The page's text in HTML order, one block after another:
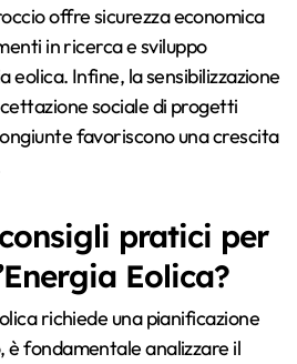
offre sicurezza economica
in ricerca e sviluppo
eolica. Infine, la sensibilizzazione
sociale di progetti
favoriscono una crescita
pratici per
Eolica?
richiede una pianificazione
fondamentale analizzare il